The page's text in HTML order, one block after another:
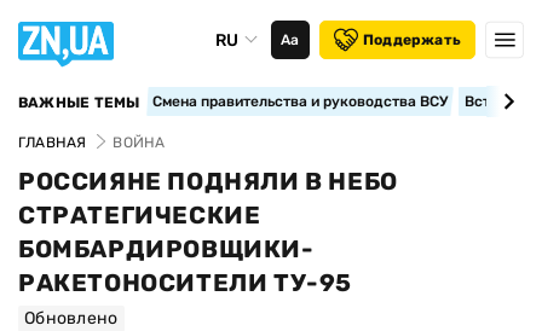
RU Аа Поддержать
ВАЖНЫЕ ТЕМЫ Смена правительства и руководства ВСУ
ГЛАВНАЯ ВОЙНА
РОССИЯНЕ ПОДНЯЛИ В НЕБО
СТРАТЕГИЧЕСКИЕ
БОМБАРДИРОВЩИКИ-
РАКЕТОНОСИТЕЛИ ТУ-95
Обновлено